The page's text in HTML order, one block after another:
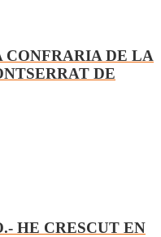
DE LA
DE
HE CRESCUT EN